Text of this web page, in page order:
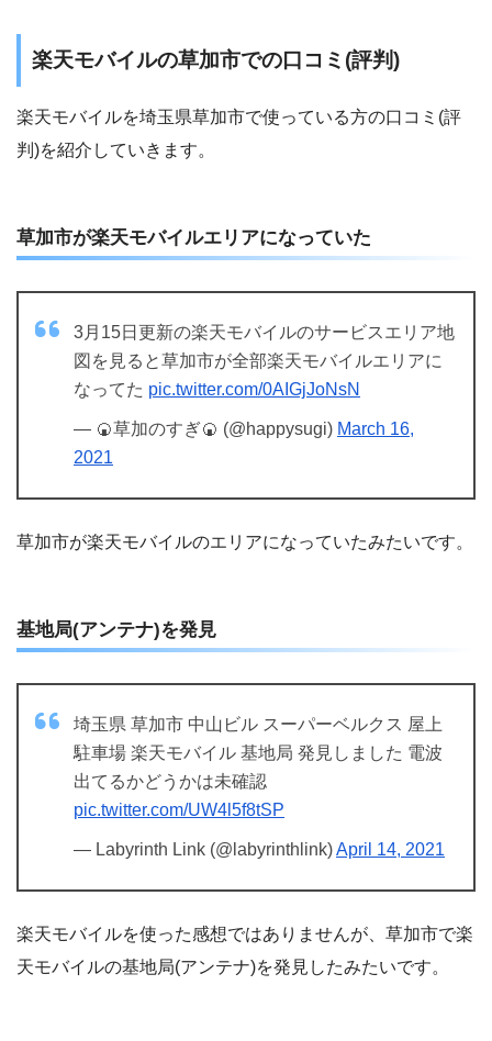
楽天モバイルの草加市での口コミ(評判)
楽天モバイルを埼玉県草加市で使っている方の口コミ(評
判)を紹介していきます。
草加市が楽天モバイルエリアになっていた
3月15日更新の楽天モバイルのサービスエリア地
図を見ると草加市が全部楽天モバイルエリアに
なってた pic.twitter.com/0AIGjJoNsN
— 🍘草加のすぎ🍘 (@happysugi) March 16,
2021
草加市が楽天モバイルのエリアになっていたみたいです。
基地局(アンテナ)を発見
埼玉県 草加市 中山ビル スーパーベルクス 屋上
駐車場 楽天モバイル 基地局 発見しました 電波
出てるかどうかは未確認
pic.twitter.com/UW4l5f8tSP
— Labyrinth Link (@labyrinthlink)April 14, 2021
楽天モバイルを使った感想ではありませんが、草加市で楽
天モバイルの基地局(アンテナ)を発見したみたいです。